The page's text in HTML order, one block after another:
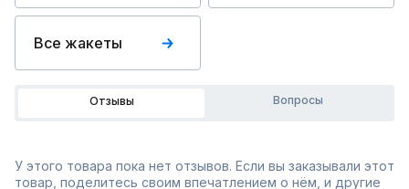
Все жакеты
Отзывы Вопросы
У этого товара пока нет отзывов. Если вы заказывали этот
товар, поделитесь своим впечатлением о нём, и другие